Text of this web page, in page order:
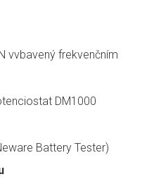
vvbavený frekvenčním
DM1000
Battery Tester)